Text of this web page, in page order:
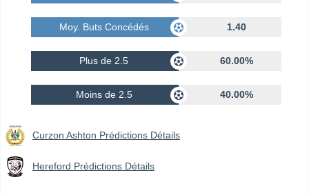
Moy. Buts Concédés 1.40
Plus de 2.5 60.00%
Moins de 2.5 40.00%
Curzon Ashton Prédictions Détails
Hereford Prédictions Détails